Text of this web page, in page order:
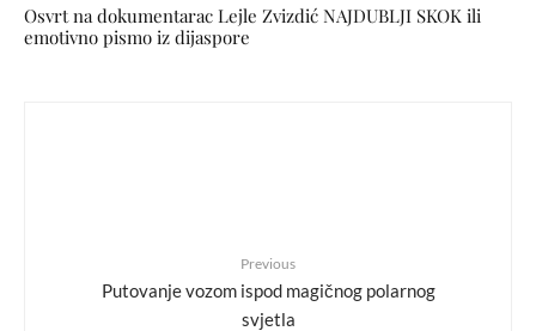
Osvrt na dokumentarac Lejle Zvizdić NAJDUBLJI SKOK ili
emotivno pismo iz dijaspore
Previous
Putovanje vozom ispod magičnog polarnog
svjetla